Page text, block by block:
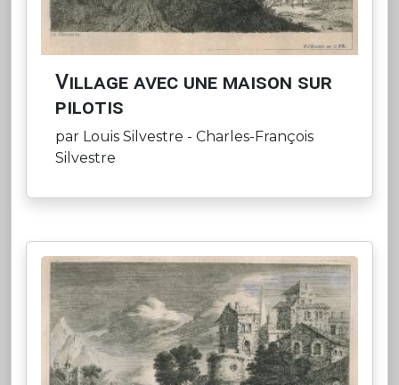
Village avec une maison sur
pilotis
par Louis Silvestre - Charles-François
Silvestre